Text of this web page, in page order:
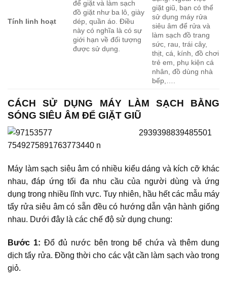
Tính linh hoạt
để giặt và làm sạch
đồ giặt như ba lô, giày
dép, quần áo. Điều
này có nghĩa là có sự
giới hạn về đối tượng
được sử dụng.
giặt giũ, bạn có thể
sử dụng máy rửa
siêu âm để rửa và
làm sạch đồ trang
sức, rau, trái cây,
thịt, cá, kính, đồ chơi
trẻ em, phụ kiện cá
nhân, đồ dùng nhà
bếp,….
CÁCH SỬ DỤNG MÁY LÀM SẠCH BẰNG
SÓNG SIÊU ÂM ĐỂ GIẶT GIŨ
Máy làm sạch siêu âm có nhiều kiểu dáng và kích cỡ khác
nhau, đáp ứng tối đa nhu cầu của người dùng và ứng
dụng trong nhiều lĩnh vực. Tuy nhiên, hầu hết các mẫu máy
tẩy rửa siêu âm có sẵn đều có hướng dẫn vận hành giống
nhau. Dưới đây là các chế độ sử dụng chung:
Bước 1: Đổ đủ nước bên trong bể chứa và thêm dung
dịch tẩy rửa. Đồng thời cho các vật cần làm sạch vào trong
giỏ.